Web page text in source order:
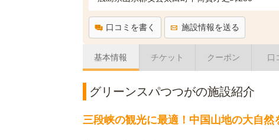
口コミを書く 施設情報を送る
基本情報 チケット クーポン 口
グリーンスパつつがの施設紹介
三段峡の観光に最適！中国山地の大自然